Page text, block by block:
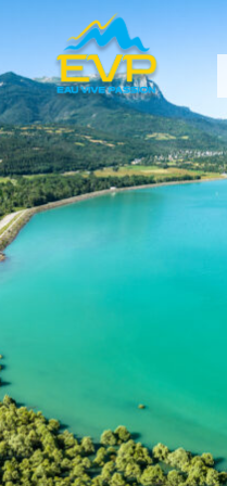
Cookie-Einstellungen